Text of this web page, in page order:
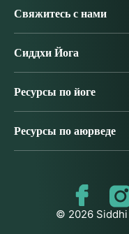
Свяжитесь с нами
Сиддхи Йога
Ресурсы по йоге
Ресурсы по аюрведе
© 2026 Siddhi